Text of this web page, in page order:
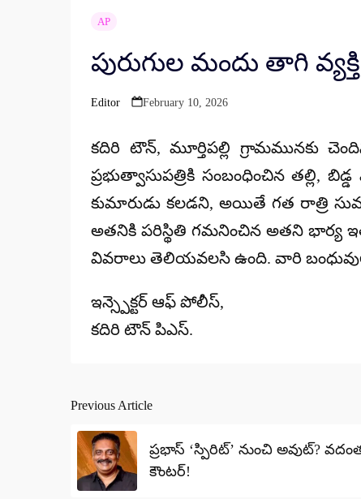
AP
పురుగుల మందు తాగి
Posted
Editor February 10, 2026
కదిరి టౌన్, మూర్తిపల్లి గ్రామమునకు
ప్రభుత్వాసుపత్రికి సంబంధించిన తల్లి,
కుమారుడు కలడని, అయితే గత రాత్రి
అతనికి పరిస్థితి గమనించిన అతని భార్య
వివరాలు తెలియవలసి ఉంది. వారి
ఇన్స్పెక్టర్ ఆఫ్ పోలీస్,
కదిరి టౌన్ పిఎస్.
Post
navigation
Previous Article
ప్రభాస్ ‘స్పిరిట్’ నుంచి అవుట్?
కౌంటర్!